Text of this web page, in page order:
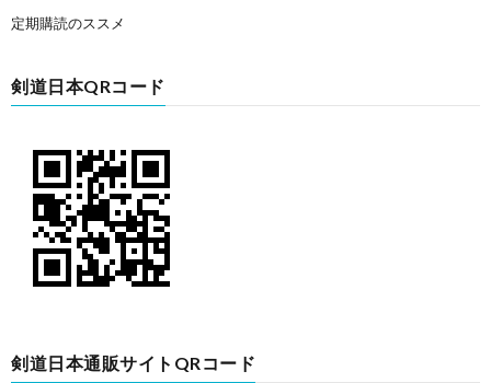
定期購読のススメ
剣道日本QRコード
剣道日本通販サイトQRコード